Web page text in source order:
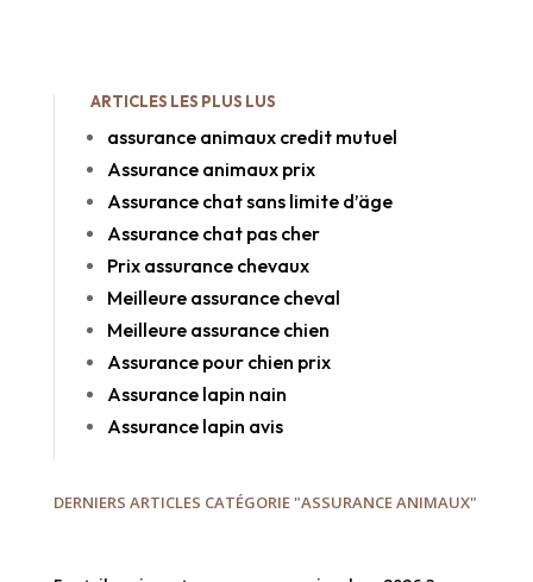
ARTICLES LES PLUS LUS
assurance animaux credit mutuel
Assurance animaux prix
Assurance chat sans limite d’äge
Assurance chat pas cher
Prix assurance chevaux
Meilleure assurance cheval
Meilleure assurance chien
Assurance pour chien prix
Assurance lapin nain
Assurance lapin avis
DERNIERS ARTICLES CATÉGORIE "ASSURANCE ANIMAUX"